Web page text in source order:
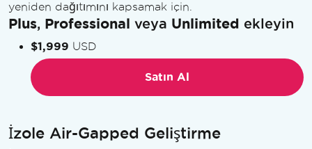
yeniden dağıtımını kapsamak için.
Plus, Professional veya Unlimited ekleyin
$1,999 USD
Satın Al
İzole Air-Gapped Geliştirme